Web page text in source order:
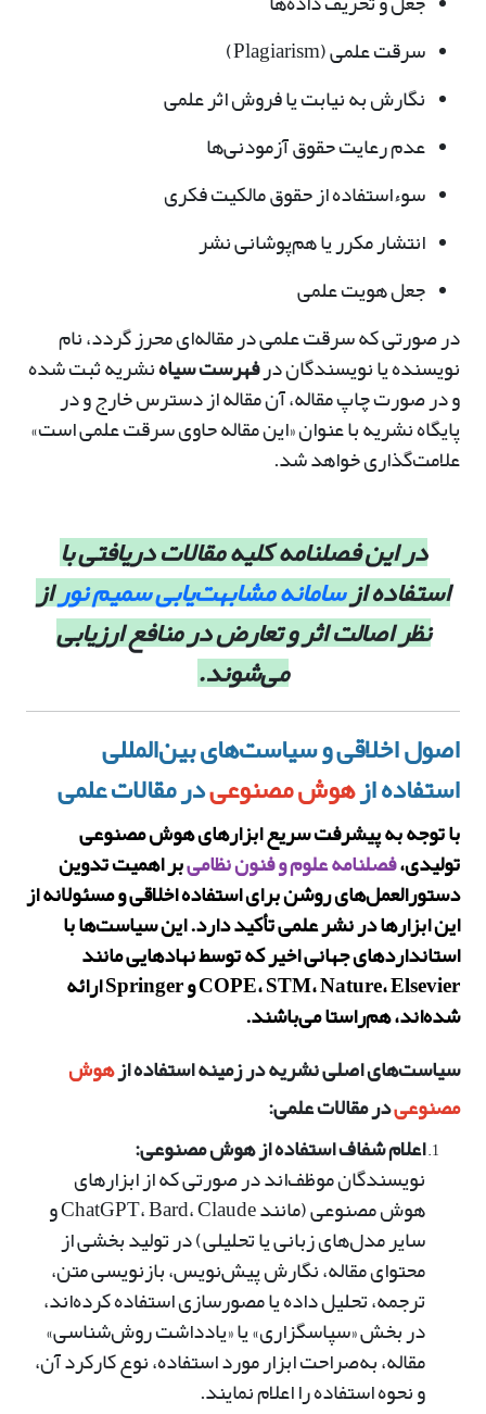
سرقت علمی (Plagiarism)
نگارش به نیابت یا فروش اثر علمی
عدم رعایت حقوق آزمودنی‌ها
سوءاستفاده از حقوق مالکیت فکری
انتشار مکرر یا هم‌پوشانی نشر
جعل هویت علمی
در صورتی که سرقت علمی در مقاله‌ای محرز گردد، نام
نویسنده یا نویسندگان درفهرست سیاهنشریه ثبت شده
و در صورت چاپ مقاله، آن مقاله از دسترس خارج و در
پایگاه نشریه با عنوان «این مقاله حاوی سرقت علمی است»
علامت‌گذاری خواهد شد.
در این فصلنامه کلیه مقالات دریافتی با
استفاده ازسامانه مشابهت‌یابی سمیم نوراز
نظر اصالت اثر و تعارض در منافع ارزیابی
می‌شوند.
اصول اخلاقی و سیاست‌های بین‌المللی
استفاده ازهوش مصنوعیدر مقالات علمی
با توجه به پیشرفت سریع ابزارهای هوش مصنوعی
تولیدی،فصلنامه علوم و فنون نظامیبر اهمیت تدوین
دستورالعمل‌های روشن برای استفاده اخلاقی و مسئولانه از
این ابزارها در نشر علمی تأکید دارد. این سیاست‌ها با
استانداردهای جهانی اخیر که توسط نهادهایی مانند
COPE، STM، Nature، Elsevier و Springer ارائه
شده‌اند، هم‌راستا می‌باشند.
سیاست‌های اصلی نشریه در زمینه استفاده ازهوش
مصنوعیدر مقالات علمی:
اعلام شفاف استفاده از هوش مصنوعی:
نویسندگان موظف‌اند در صورتی که از ابزارهای
هوش مصنوعی (مانند ChatGPT، Bard، Claude و
سایر مدل‌های زبانی یا تحلیلی) در تولید بخشی از
محتوای مقاله، نگارش پیش‌نویس، بازنویسی متن،
ترجمه، تحلیل داده یا مصورسازی استفاده کرده‌اند،
در بخش «سپاسگزاری» یا «یادداشت روش‌شناسی»
مقاله، به‌صراحت ابزار مورد استفاده، نوع کارکرد آن،
و نحوه استفاده را اعلام نمایند.